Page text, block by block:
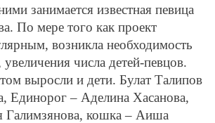
занимается известная певица
По мере того как проект
возникла необходимость
числа детей-певцов.
выросли и дети. Булат Талипов
Единорог – Аделина Хасанова,
кошка – Аиша